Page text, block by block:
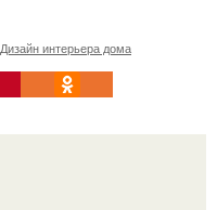
Дизайн интерьера дома